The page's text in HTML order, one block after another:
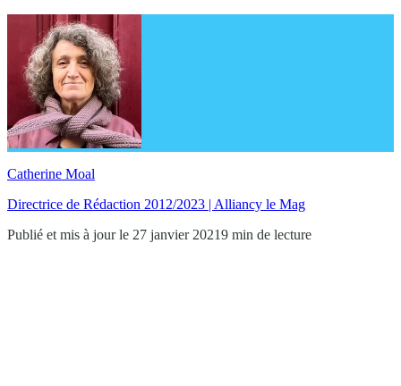
Catherine Moal
Directrice de Rédaction 2012/2023 | Alliancy le Mag
Publié et mis à jour le 27 janvier 20219 min de lecture